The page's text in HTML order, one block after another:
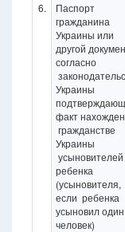
6.
Паспорт
гражданина
Украины или
другой
согласно
Украины
факт
гражданстве
Украины
усыновителей
ребенка
(усыновителя,
если ребенка
усыновил один
человек)